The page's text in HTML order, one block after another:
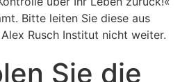
Bitte leiten Sie diese aus
Rusch Institut nicht weiter.
Sie die